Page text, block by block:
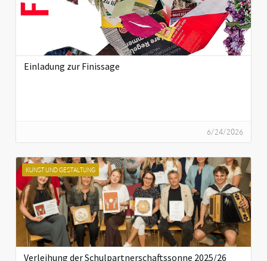
Einladung zur Finissage
6/24/2026
KUNST UND GESTALTUNG
Verleihung der Schulpartnerschaftssonne 2025/26